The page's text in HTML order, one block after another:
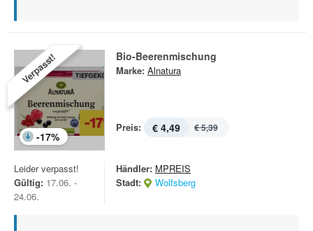
Verpasst!
-17%
Bio-Beerenmischung
Marke: Alnatura
Preis: € 4,49 € 5,39
Leider verpasst!
Gültig: 17.06. -
24.06.
Händler: MPREIS
Stadt:
Wolfsberg